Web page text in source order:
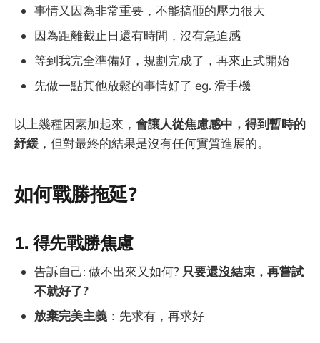
事情又因為非常重要，不能搞砸的壓力很大
因為距離截止日還有時間，沒有急迫感
等到我完全準備好，規劃完成了，再來正式開始
先做一點其他放鬆的事情好了 eg. 滑手機
以上幾種因素加起來， 會讓人從焦慮感中，得到暫時的
紓緩 ，但對最終的結果是沒有任何實質進展的。
如何戰勝拖延?
1. 得先戰勝焦慮
告訴自己: 做不出來又如何? 只要還沒結束，再嘗試
不就好了?
放棄完美主義 ：先求有，再求好